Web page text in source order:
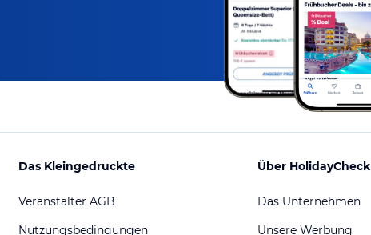
Das Kleingedruckte
Veranstalter AGB
Nutzungsbedingungen
Über HolidayCheck
Das Unternehmen
Unsere Werbung